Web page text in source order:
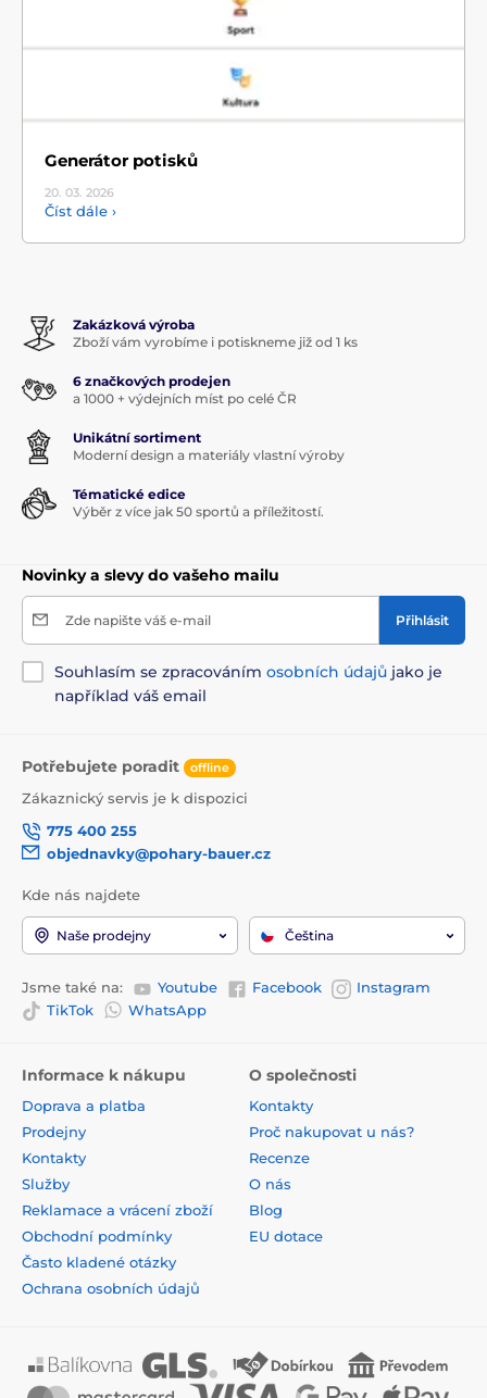
Generátor potisků
20. 03. 2026
Číst dále ›
Zakázková výroba
Zboží vám vyrobíme i potiskneme již od 1 ks
6 značkových prodejen
a 1000 + výdejních míst po celé ČR
Unikátní sortiment
Moderní design a materiály vlastní výroby
Tématické edice
Výběr z více jak 50 sportů a příležitostí.
Novinky a slevy do vašeho mailu
Zde napište váš e-mail Přihlásit
Souhlasím se zpracováním osobních údajů jako je
například váš email
Potřebujete poradit offline
Zákaznický servis je k dispozici
775 400 255
objednavky@pohary-bauer.cz
Kde nás najdete
Naše prodejny Čeština
Jsme také na: Youtube Facebook
Instagram
TikTok
WhatsApp
Informace k nákupu
Doprava a platba
Prodejny
Kontakty
Služby
Reklamace a vrácení zboží
Obchodní podmínky
Často kladené otázky
Ochrana osobních údajů
O společnosti
Kontakty
Proč nakupovat u nás?
Recenze
O nás
Blog
EU dotace